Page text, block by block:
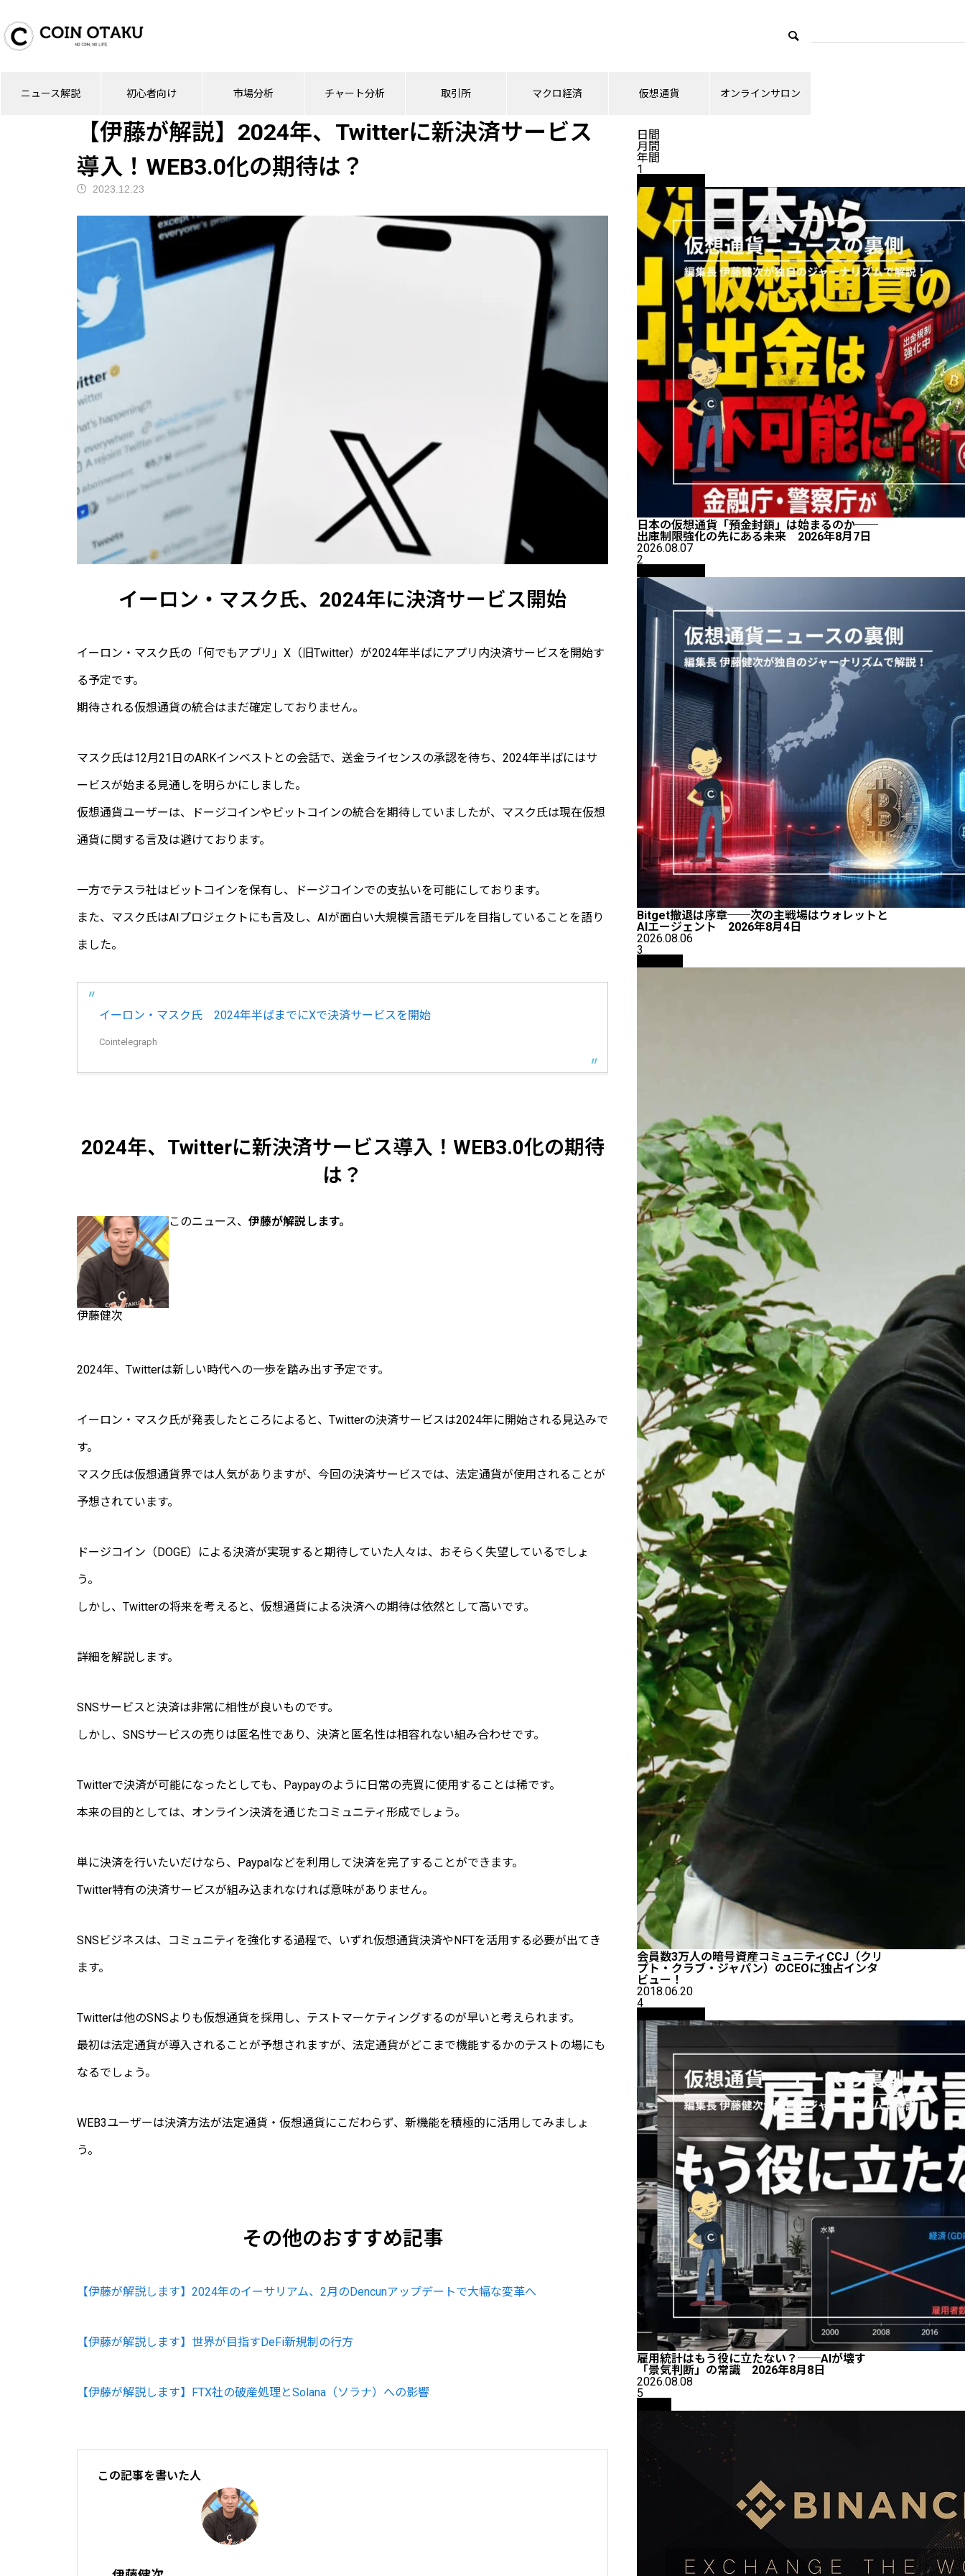
ニュース解説 初心者向け 市場分析 チャート分析 取引所 マクロ経済 仮想通貨 オンラインサロン
ニュース解説
【伊藤が解説】2024年、Twitterに新決済サービス
導入！WEB3.0化の期待は？
2023.12.23
イーロン・マスク氏、2024年に決済サービス開始
イーロン・マスク氏の「何でもアプリ」X（旧Twitter）が2024年半ばにアプリ内決済サービスを開始す
る予定です。
期待される仮想通貨の統合はまだ確定しておりません。
マスク氏は12月21日のARKインベストとの会話で、送金ライセンスの承認を待ち、2024年半ばにはサ
ービスが始まる見通しを明らかにしました。
仮想通貨ユーザーは、ドージコインやビットコインの統合を期待していましたが、マスク氏は現在仮想
通貨に関する言及は避けております。
一方でテスラ社はビットコインを保有し、ドージコインでの支払いを可能にしております。
また、マスク氏はAIプロジェクトにも言及し、AIが面白い大規模言語モデルを目指していることを語り
ました。
イーロン・マスク氏 2024年半ばまでにXで決済サービスを開始
Cointelegraph
2024年、Twitterに新決済サービス導入！WEB3.0化の期待
は？
伊藤健次
このニュース、 伊藤が解説します。
2024年、Twitterは新しい時代への一歩を踏み出す予定です。
イーロン・マスク氏が発表したところによると、Twitterの決済サービスは2024年に開始される見込みで
す。
マスク氏は仮想通貨界では人気がありますが、今回の決済サービスでは、法定通貨が使用されることが
予想されています。
ドージコイン（DOGE）による決済が実現すると期待していた人々は、おそらく失望しているでしょ
う。
しかし、Twitterの将来を考えると、仮想通貨による決済への期待は依然として高いです。
詳細を解説します。
SNSサービスと決済は非常に相性が良いものです。
しかし、SNSサービスの売りは匿名性であり、決済と匿名性は相容れない組み合わせです。
Twitterで決済が可能になったとしても、Paypayのように日常の売買に使用することは稀です。
本来の目的としては、オンライン決済を通じたコミュニティ形成でしょう。
単に決済を行いたいだけなら、Paypalなどを利用して決済を完了することができます。
Twitter特有の決済サービスが組み込まれなければ意味がありません。
SNSビジネスは、コミュニティを強化する過程で、いずれ仮想通貨決済やNFTを活用する必要が出てき
ます。
Twitterは他のSNSよりも仮想通貨を採用し、テストマーケティングするのが早いと考えられます。
最初は法定通貨が導入されることが予想されますが、法定通貨がどこまで機能するかのテストの場にも
なるでしょう。
WEB3ユーザーは決済方法が法定通貨・仮想通貨にこだわらず、新機能を積極的に活用してみましょ
う。
その他のおすすめ記事
【伊藤が解説します】2024年のイーサリアム、2月のDencunアップデートで大幅な変革へ
【伊藤が解説します】世界が目指すDeFi新規制の行方
【伊藤が解説します】FTX社の破産処理とSolana（ソラナ）への影響
この記事を書いた人
ランキング
日間
月間
年間
1
日本の仮想通貨「預金封鎖」は始まるのか──
出庫制限強化の先にある未来 2026年8月7日
2026.08.07
2
Bitget撤退は序章──次の主戦場はウォレットと
AIエージェント 2026年8月4日
2026.08.06
3
会員数3万人の暗号資産コミュニティCCJ（クリ
プト・クラブ・ジャパン）のCEOに独占インタ
ビュー！
2018.06.20
4
雇用統計はもう役に立たない？──AIが壊す
「景気判断」の常識 2026年8月8日
2026.08.08
5